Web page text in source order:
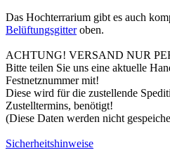
Das Hochterrarium gibt es auch
Belüftungsgitteroben.
ACHTUNG! VERSAND NUR
Bitte teilen Sie uns eine aktuelle
Festnetznummer mit!
Diese wird für die zustellende
Zustelltermins, benötigt!
(Diese Daten werden nicht
Sicherheitshinweise